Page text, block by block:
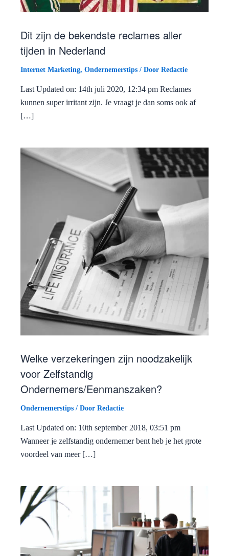
Dit zijn de bekendste reclames aller
tijden in Nederland
Internet Marketing, Ondernemerstips / Door Redactie
Last Updated on: 14th juli 2020, 12:34 pm Reclames
kunnen super irritant zijn. Je vraagt je dan soms ook af
[…]
Welke verzekeringen zijn noodzakelijk
voor Zelfstandig
Ondernemers/Eenmanszaken?
Ondernemerstips / Door Redactie
Last Updated on: 10th september 2018, 03:51 pm
Wanneer je zelfstandig ondernemer bent heb je het grote
voordeel van meer […]